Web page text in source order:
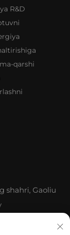
R&D
qarshi
shahri, Gaoliu